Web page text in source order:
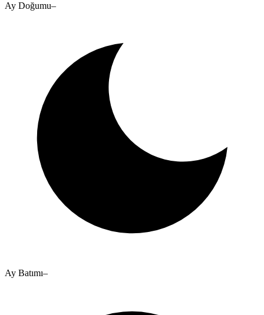
Ay Doğumu–
Ay Batımı–